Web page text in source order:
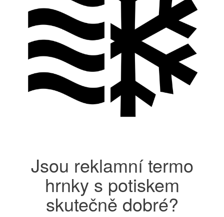
Jsou reklamní termo
hrnky s potiskem
skutečně dobré?